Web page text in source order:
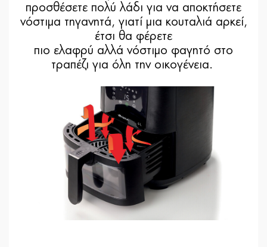
προσθέσετε πολύ λάδι για να αποκτήσετε
νόστιμα τηγανητά, γιατί μια κουταλιά αρκεί,
έτσι θα φέρετε
πιο ελαφρύ αλλά νόστιμο φαγητό στο
τραπέζι για όλη την οικογένεια.